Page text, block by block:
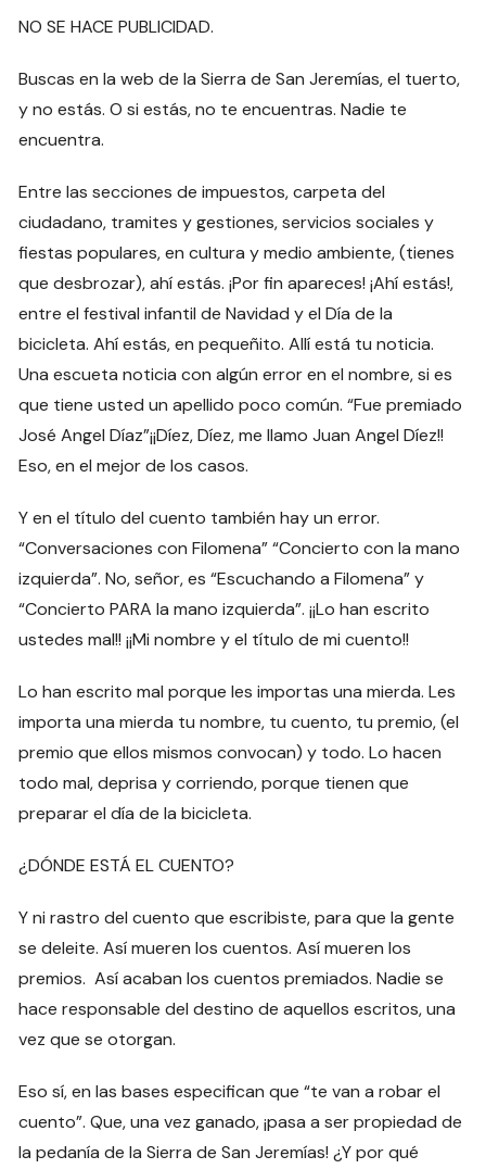
NO SE HACE PUBLICIDAD.
Buscas en la web de la Sierra de San Jeremías, el tuerto,
y no estás. O si estás, no te encuentras. Nadie te
encuentra.
Entre las secciones de impuestos, carpeta del
ciudadano, tramites y gestiones, servicios sociales y
fiestas populares, en cultura y medio ambiente, (tienes
que desbrozar), ahí estás. ¡Por fin apareces! ¡Ahí estás!,
entre el festival infantil de Navidad y el Día de la
bicicleta. Ahí estás, en pequeñito. Allí está tu noticia.
Una escueta noticia con algún error en el nombre, si es
que tiene usted un apellido poco común. “Fue premiado
José Angel Díaz”¡¡Díez, Díez, me llamo Juan Angel Díez!!
Eso, en el mejor de los casos.
Y en el título del cuento también hay un error.
“Conversaciones con Filomena” “Concierto con la mano
izquierda”. No, señor, es “Escuchando a Filomena” y
“Concierto PARA la mano izquierda”. ¡¡Lo han escrito
ustedes mal!! ¡¡Mi nombre y el título de mi cuento!!
Lo han escrito mal porque les importas una mierda. Les
importa una mierda tu nombre, tu cuento, tu premio, (el
premio que ellos mismos convocan) y todo. Lo hacen
todo mal, deprisa y corriendo, porque tienen que
preparar el día de la bicicleta.
¿DÓNDE ESTÁ EL CUENTO?
Y ni rastro del cuento que escribiste, para que la gente
se deleite. Así mueren los cuentos. Así mueren los
premios. Así acaban los cuentos premiados. Nadie se
hace responsable del destino de aquellos escritos, una
vez que se otorgan.
Eso sí, en las bases especifican que “te van a robar el
cuento”. Que, una vez ganado, ¡pasa a ser propiedad de
la pedanía de la Sierra de San Jeremías! ¿Y por qué